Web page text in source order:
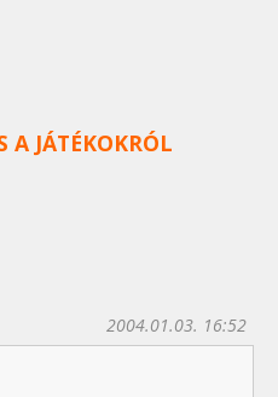
A JÁTÉKOKRÓL
2004.01.03. 16:52